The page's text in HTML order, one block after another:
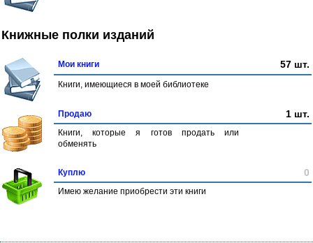
Книжные полки изданий
Мои книги 57 шт.
Книги, имеющиеся в моей библиотеке
Продаю 1 шт.
Книги, которые я готов продать или
обменять
Куплю 0
Имею желание приобрести эти книги